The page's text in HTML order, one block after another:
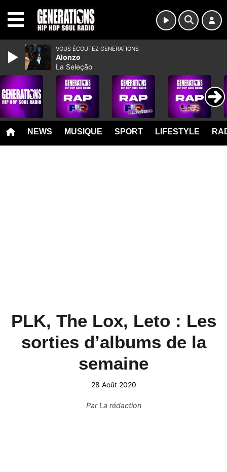
NEWS MUSIQUE SPORT LIFESTYLE
PLK, The Lox, Leto : Les
sorties d’albums de la
semaine
28 Août 2020
ParLa rédaction
VOUS ÉCOUTEZ GENERATIONS
Alonzo
La Seleção